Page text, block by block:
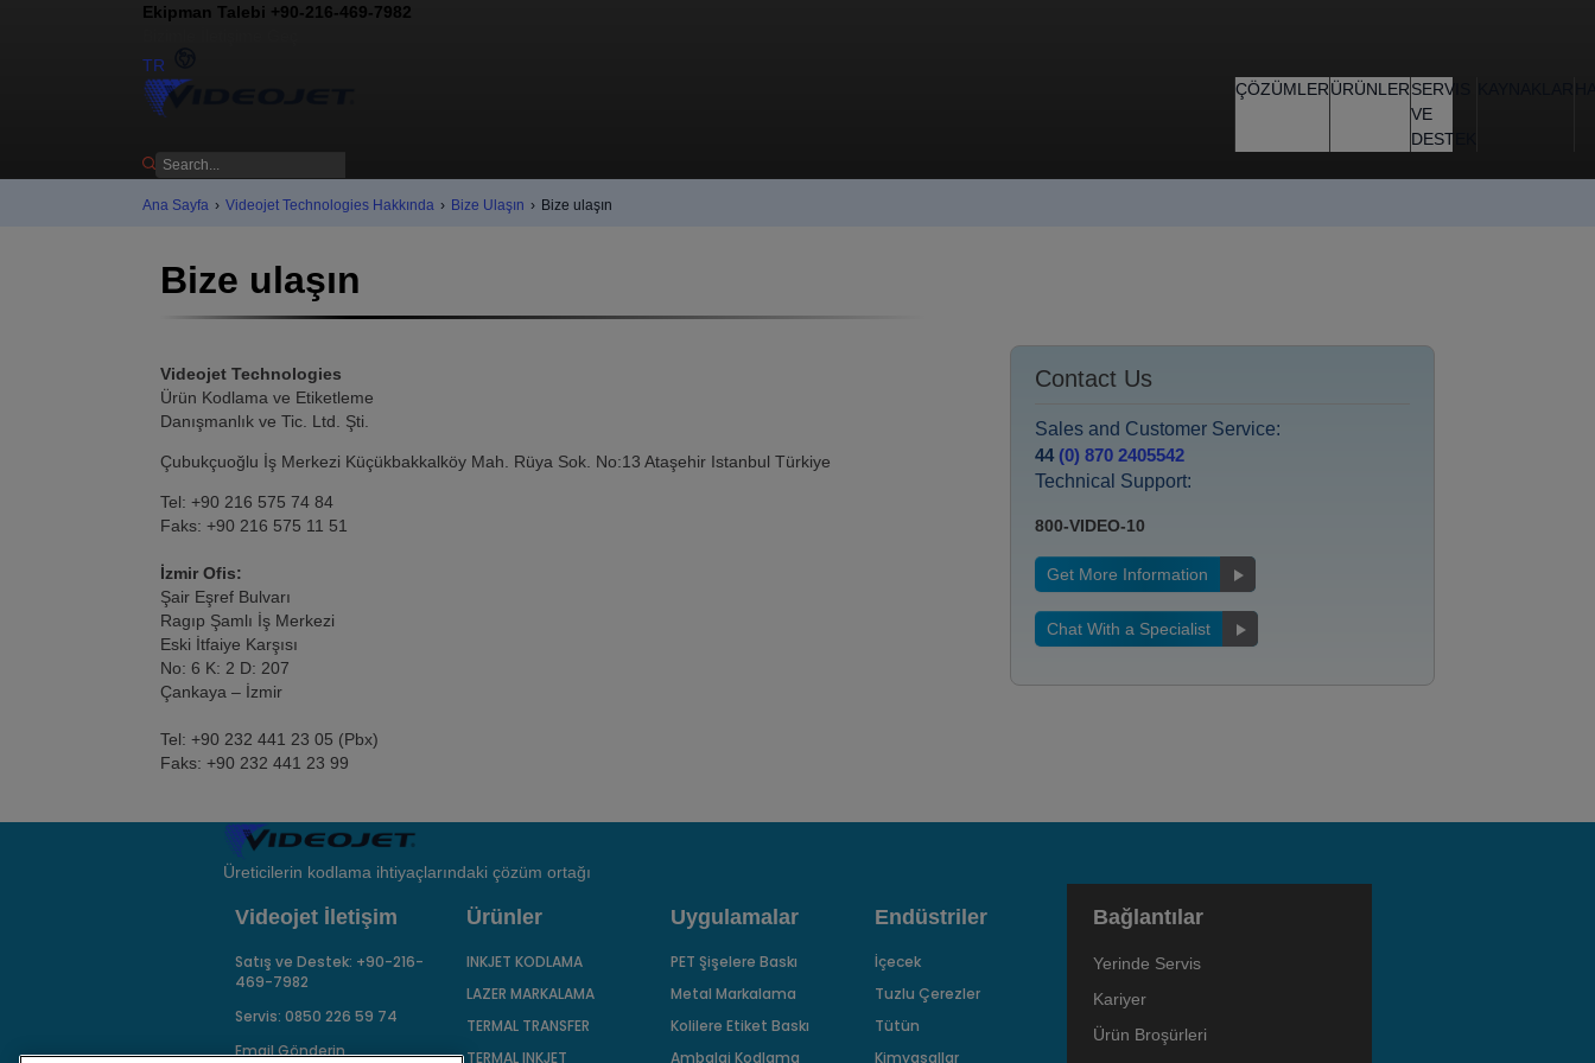
Ekipman Talebi +90-216-469-7982
TR
ÇÖZÜMLERÜRÜNLERSERVIS
VE
DESTEK
Ana Sayfa › Videojet Technologies Hakkında › Bize Ulaşın › Bize ulaşın
Bize ulaşın
Videojet Technologies
Ürün Kodlama ve Etiketleme
Danışmanlık ve Tic. Ltd. Şti.
Çubukçuoğlu İş Merkezi Küçükbakkalköy Mah. Rüya Sok. No:13 Ataşehir Istanbul Türkiye
Tel: +90 216 575 74 84
Faks: +90 216 575 11 51
İzmir Ofis:
Şair Eşref Bulvarı
Ragıp Şamlı İş Merkezi
Eski İtfaiye Karşısı
No: 6 K: 2 D: 207
Çankaya – İzmir
Tel: +90 232 441 23 05 (Pbx)
Faks: +90 232 441 23 99
Contact Us
Sales and Customer Service:
44 (0) 870 2405542
Technical Support:
800-VIDEO-10
Get More Information
Chat With a Specialist
Üreticilerin kodlama ihtiyaçlarındaki çözüm ortağı
Videojet İletişim
Satış ve Destek: +90-216-
469-7982
Servis: 0850 226 59 74
Email Gönderin
Ürünler
INKJET KODLAMA
LAZER MARKALAMA
TERMAL TRANSFER
TERMAL INKJET
Uygulamalar
PET Şişelere Baskı
Metal Markalama
Kolilere Etiket Baskı
Ambalaj Kodlama
Endüstriler
İçecek
Tuzlu Çerezler
Tütün
Kimyasallar
Bağlantılar
Yerinde Servis
Kariyer
Ürün Broşürleri